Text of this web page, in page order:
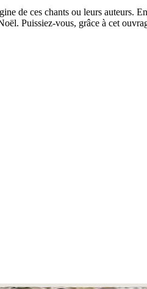
de ces chants ou leurs auteurs.
Puissiez-vous, grâce à cet